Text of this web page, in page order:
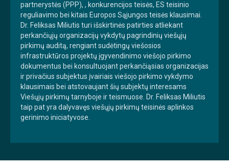
partnerystės (PPP), , konkurencijos teisės, ES teisinio
reguliavimo bei kitais Europos Sąjungos teisės klausimai.
Dr. Feliksas Miliutis turi išskirtinės patirties atliekant
perkančiųjų organizacijų vykdytų pagrindinių viešųjų
pirkimų auditą, rengiant sudėtingų viešosios
infrastruktūros projektų įgyvendinimo viešojo pirkimo
dokumentus bei konsultuojant perkančiąsias organizacijas
ir privačius subjektus įvairiais viešojo pirkimo vykdymo
klausimais bei atstovaujant šių subjektų interesams
Viešųjų pirkimų tarnyboje ir teismuose. Dr. Feliksas Miliutis
taip pat yra dalyvavęs viešųjų pirkimų teisinės aplinkos
gerinimo iniciatyvose.